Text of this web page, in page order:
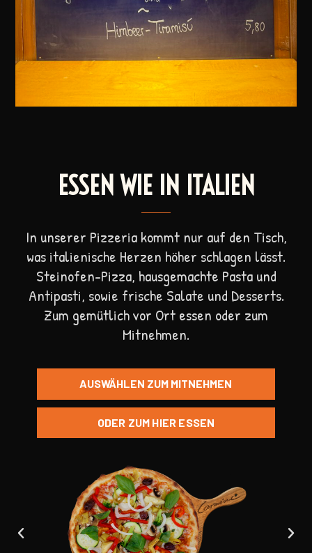
ESSEN WIE IN ITALIEN
In unserer Pizzeria kommt nur auf den Tisch,
was italienische Herzen höher schlagen lässt.
Steinofen-Pizza, hausgemachte Pasta und
Antipasti, sowie frische Salate und Desserts.
Zum gemütlich vor Ort essen oder zum
Mitnehmen.
AUSWÄHLEN ZUM MITNEHMEN
ODER ZUM HIER ESSEN